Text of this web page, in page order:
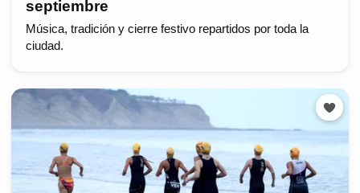
septiembre
Música, tradición y cierre festivo repartidos por toda la
ciudad.